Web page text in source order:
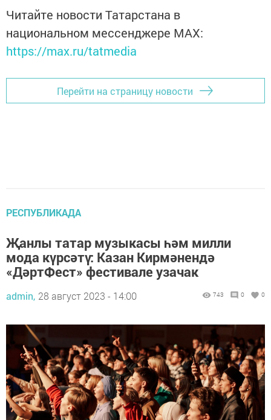
Читайте новости Татарстана в
национальном мессенджере MАХ:
https://max.ru/tatmedia
Перейти на страницу новости
РЕСПУБЛИКАДА
Җанлы татар музыкасы һәм милли
мода күрсәтү: Казан Кирмәнендә
«ДәртФест» фестивале узачак
admin, 28 август 2023 - 14:00 743 0 0